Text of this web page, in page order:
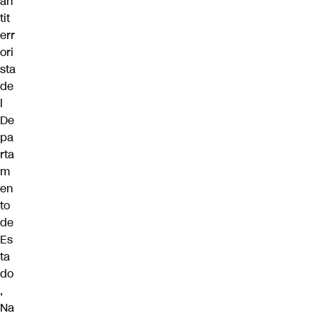
tit
err
ori
sta
de
l
De
pa
rta
m
en
to
de
Es
ta
do
,
Na